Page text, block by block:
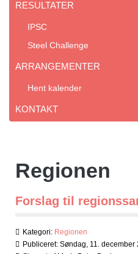
RESULTATER
IPSC
Steel Challenge
ARRANGEMENTER
Hent kalender
KONTAKT
Regionen
Forslag til
Kategori: Regionen
Publiceret: Søndag, 11. december